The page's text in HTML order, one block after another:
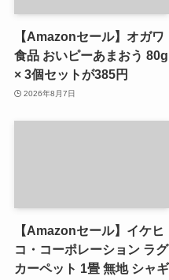
【Amazonセール】オガワ
食品 おいピーあまおう 80g
× 3個セットが385円
2026年8月7日
【Amazonセール】イケヒ
コ・コーポレーション ラグ
カーペット 1畳 無地 シャギ